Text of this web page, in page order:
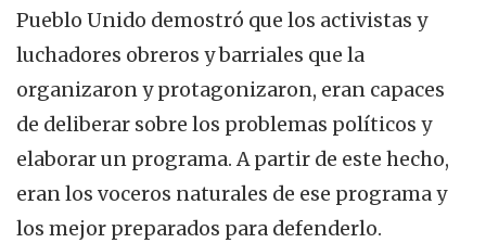
Pueblo Unido demostró que los activistas y
luchadores obreros y barriales que la
organizaron y protagonizaron, eran capaces
de deliberar sobre los problemas políticos y
elaborar un programa. A partir de este hecho,
eran los voceros naturales de ese programa y
los mejor preparados para defenderlo.